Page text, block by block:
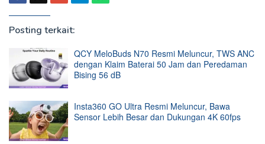
Posting terkait:
QCY MeloBuds N70 Resmi Meluncur, TWS ANC
dengan Klaim Baterai 50 Jam dan Peredaman
Bising 56 dB
Insta360 GO Ultra Resmi Meluncur, Bawa
Sensor Lebih Besar dan Dukungan 4K 60fps